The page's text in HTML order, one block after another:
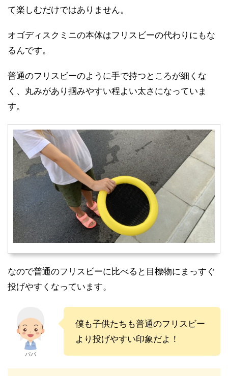
て楽しむだけではありません。
オゴディスクミニの本体はフリスビーの代わりにもな
るんです。
普通のフリスビーのように手で持つところが細くな
く、丸みがあり掴みやすい程よい太さになっていま
す。
なので普通のフリスビーに比べると目標物にまっすぐ
投げやすくなっています。
パパ
僕も子供たちも普通のフリスビー
より投げやすい印象だよ！